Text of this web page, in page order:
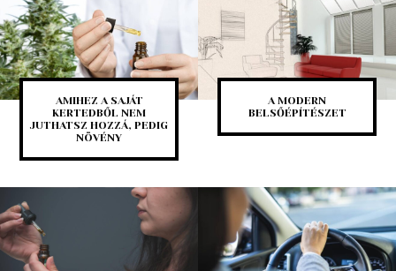
AMIHEZ A SAJÁT
KERTEDBŐL NEM
JUTHATSZ HOZZÁ, PEDIG
NÖVÉNY
A MODERN
BELSŐÉPÍTÉSZET